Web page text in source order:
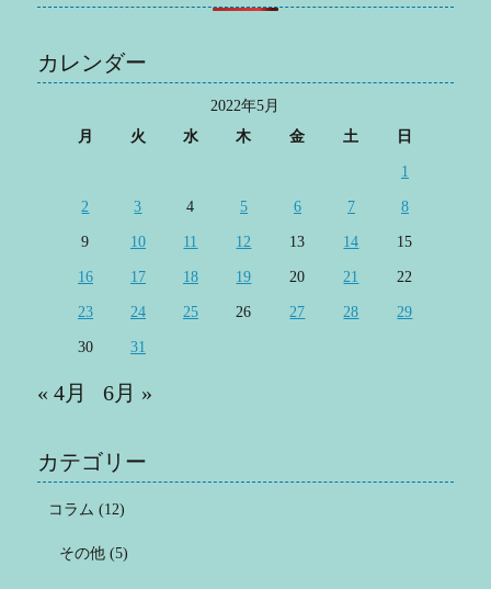
カレンダー
2022年5月
月
火 水 木 金 土 日
1
2 3 4 5 6 7 8
9 10 11 12 13 14 15
16 17 18 19 20 21 22
23 24 25 26 27 28 29
30 31
« 4月 6月 »
カテゴリー
コラム (12)
その他(5)